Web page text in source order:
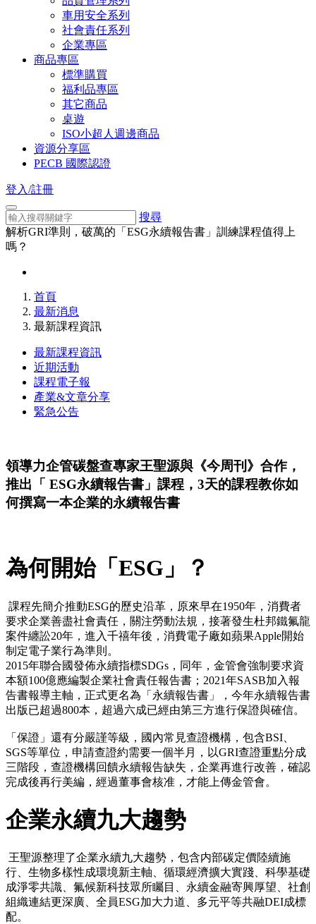
車用安全系列
社會責任系列
企業專區
商品專區
標準購買
福利品專區
其它商品
桌遊
ISO小超人週邊商品
資源分享區
PECB 國際認證
登入/註冊
搜尋
解析GRI準則，破萬的「ESG永續報告書」訓練課程值得上
嗎？
首頁
最新消息
最新課程資訊
最新課程資訊
近期活動
課程電子報
產業&文章分享
緊急公告
領導力企管碳盤查專家王聖源與《今周刊》合作，
推出「 ESG永續報告書」課程，3天的課程教你如
何撰寫一本企業的永續報告書
為何開始「ESG」？
課程先簡介推動ESG的歷史沿革，原來早在1950年，消費者
要求企業善盡社會責任，關注勞動法規，接著發生杜邦鐵氟龍
案件纏訟20年，進入千禧年後，消費電子廠如蘋果Apple開始
制定電子業行為準則。
2015年聯合國發佈永續指標SDGs，同年，金管會強制要求資
本額100億應編製企業社會責任報告書；2021年SASB加入報
告書報導主軸，正式更名為「永續報告書」，今年永續報告書
出版已超過800本，超過六成已經由第三方進行保證與確信。
「保證」還有分嚴謹等級，國內常見查證機構，包含BSI、
SGS等單位，申請查證約需要一個半月，以GRI查證重點分成
三階段，查證機構回饋永續報告缺失，企業再進行改善，確認
完成後再行美編，經過董事會核准，才能上傳金管會。
企業永續九大趨勢
王聖源整理了企業永續九大趨勢，包含内部碳定價陸續施
行、生物多樣性成環境新主軸、循環經濟擴大實踐、科學基礎
成淨零共識、氟候新科技眾所矚目、永續金融寄興厚望、社創
組織連結更深廣、全員ESG加大力道、多元平等共融DEI成標
配。